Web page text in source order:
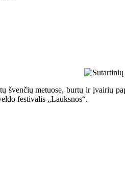
švenčių metuose, burtų ir įvairių
festivalis „Lauksnos“.